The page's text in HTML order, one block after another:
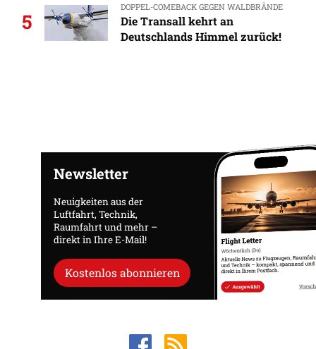
5
DOPPEL-COMEBACK GEGEN WALDBRÄNDE
Die Transall kehrt an
Deutschlands Himmel zurück!
Newsletter
Neuigkeiten aus der
Luftfahrt, Technik,
Raumfahrt und mehr –
direkt in Ihre E-Mail!
Kostenlos abonnieren